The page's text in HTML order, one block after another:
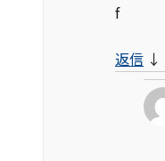
f
返信 ↓